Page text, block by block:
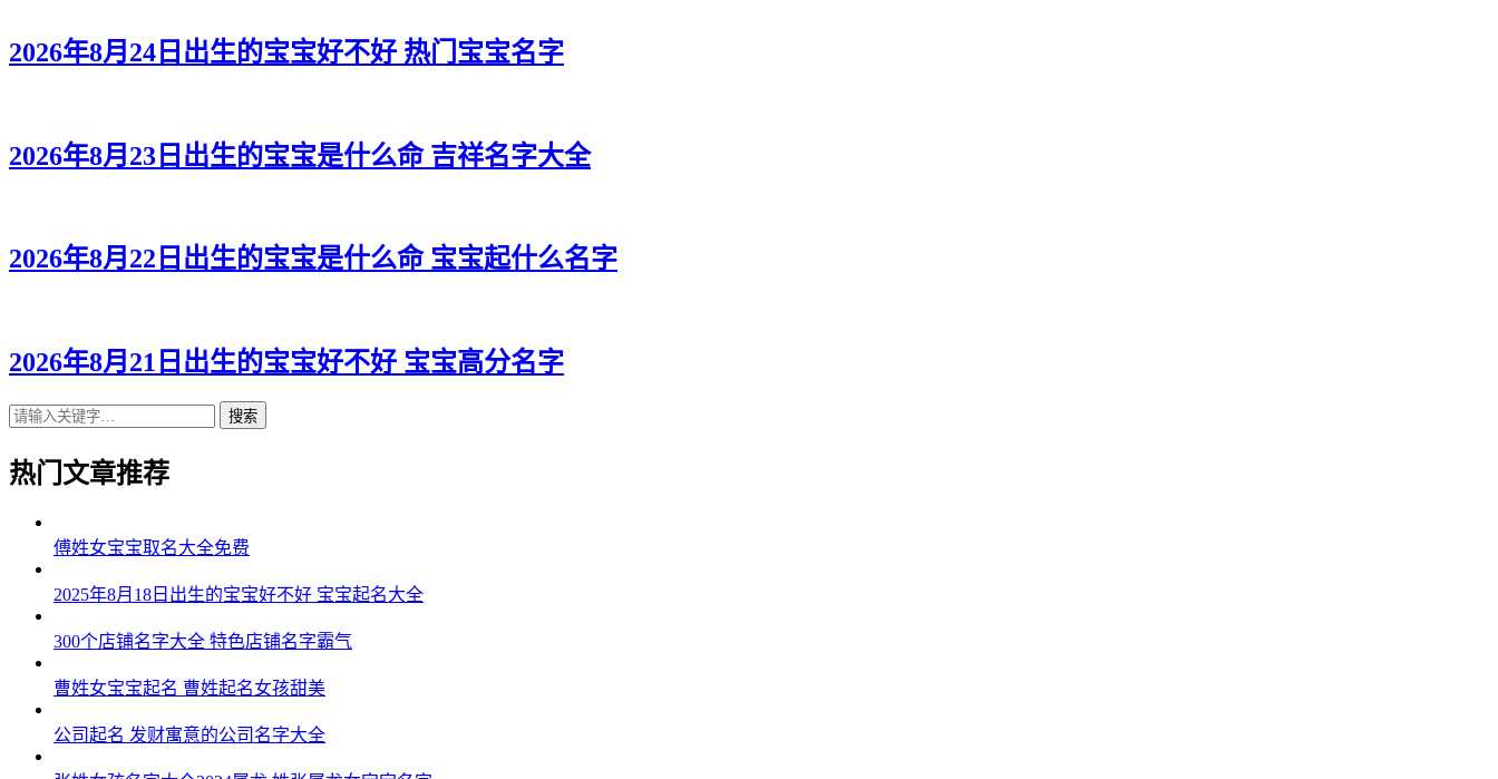
2026年8月24日出生的宝宝好不好 热门宝宝名字
2026年8月23日出生的宝宝是什么命 吉祥名字大全
2026年8月22日出生的宝宝是什么命 宝宝起什么名字
2026年8月21日出生的宝宝好不好 宝宝高分名字
搜索
热门文章推荐
傅姓女宝宝取名大全免费
2025年8月18日出生的宝宝好不好 宝宝起名大全
300个店铺名字大全 特色店铺名字霸气
曹姓女宝宝起名 曹姓起名女孩甜美
公司起名 发财寓意的公司名字大全